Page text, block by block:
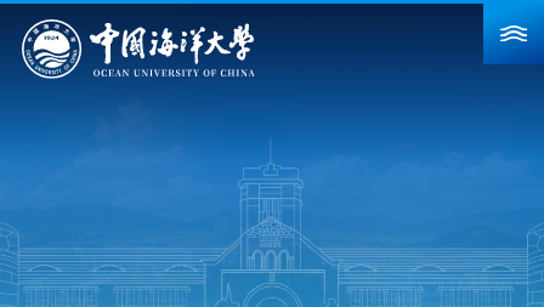
重点建设